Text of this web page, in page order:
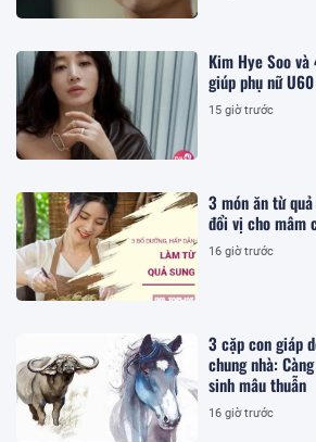
Kim Hye Soo
giúp phụ nữ
15 giờ trước
3 món ăn từ
đổi vị cho mâm
16 giờ trước
3 cặp con giáp
chung nhà:
sinh mâu thuẫn
16 giờ trước